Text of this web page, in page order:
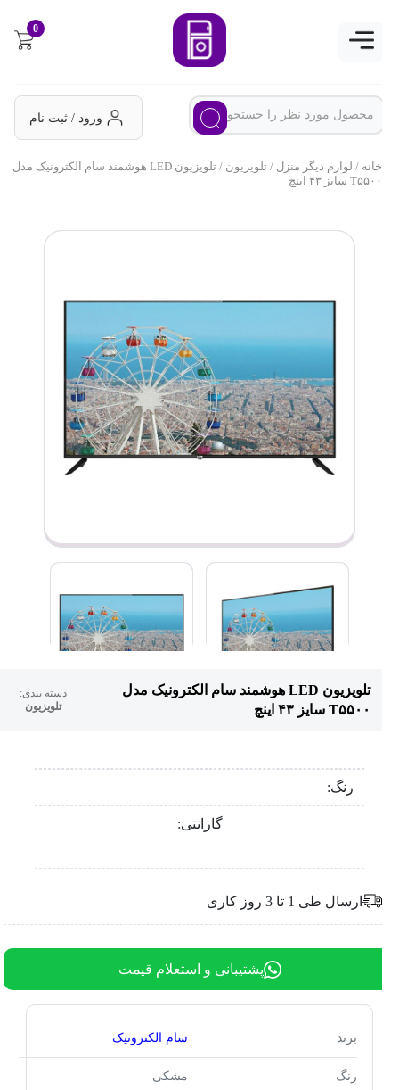
ورود / ثبت نام
خانه/لوازم دیگر منزل/ تلویزیون
/ تلویزیون LED هوشمند سام الکترونیک مدل
T۵۵۰۰ سایز ۴۳ اینچ
تلویزیون LED هوشمند سام الکترونیک مدل
T۵۵۰۰ سایز ۴۳ اینچ
دسته بندی:
تلویزیون
رنگ:
گارانتی:
ارسال طی 1 تا 3 روز کاری
پشتیبانی و استعلام قیمت
برند سام الکترونیک
رنگ مشکی